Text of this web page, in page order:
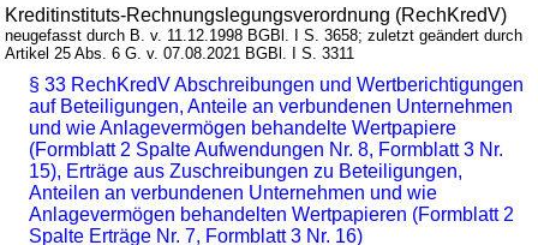
Kreditinstituts-Rechnungslegungsverordnung (RechKredV)
neugefasst durch B. v. 11.12.1998 BGBl. I S. 3658; zuletzt geändert durch
Artikel 25 Abs. 6 G. v. 07.08.2021 BGBl. I S. 3311
§ 33 RechKredV Abschreibungen und Wertberichtigungen
auf Beteiligungen, Anteile an verbundenen Unternehmen
und wie Anlagevermögen behandelte Wertpapiere
(Formblatt 2 Spalte Aufwendungen Nr. 8, Formblatt 3 Nr.
15), Erträge aus Zuschreibungen zu Beteiligungen,
Anteilen an verbundenen Unternehmen und wie
Anlagevermögen behandelten Wertpapieren (Formblatt 2
Spalte Erträge Nr. 7, Formblatt 3 Nr. 16)